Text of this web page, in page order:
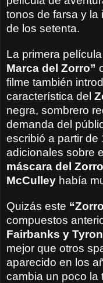
tonos de farsa y la
de los setenta.
La primera
Marca del Zorro”
filme también
característica del
negra, sombrero
demanda del
escribió a partir de
adicionales sobre
máscara del
McCulley había
Quizás este
compuestos
Fairbanks y
mejor que otros
aparecido en los
cambia un poco la